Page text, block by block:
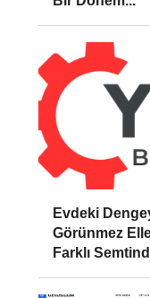
Evdeki
Görünmez
Farklı